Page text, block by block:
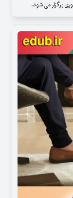
برگزار می شود.